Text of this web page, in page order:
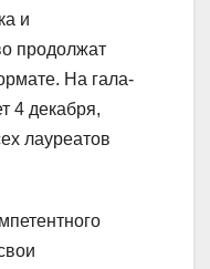
и
продолжат
На гала-
4 декабря,
лауреатов